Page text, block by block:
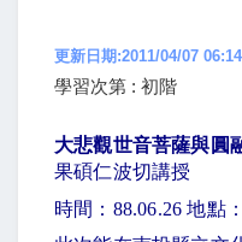
更新日期:2011/04/07
學習次第 : 初階
大悲觀世音菩薩與圓
果碩仁波切講授
時間： 88.06.26地點